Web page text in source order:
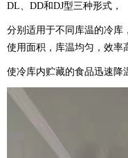
DL、DD和DJ型三种形式，
分别适用于不同库温的冷库
使用面积，库温均匀，效率
使冷库内贮藏的食品迅速降